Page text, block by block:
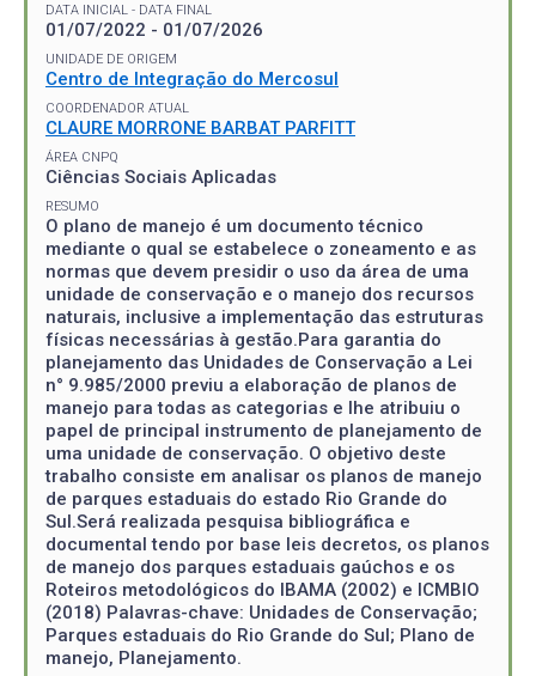
DATA INICIAL - DATA FINAL
01/07/2022 - 01/07/2026
UNIDADE DE ORIGEM
Centro de Integração do Mercosul
COORDENADOR ATUAL
CLAURE MORRONE BARBAT PARFITT
ÁREA CNPQ
Ciências Sociais Aplicadas
RESUMO
O plano de manejo é um documento técnico
mediante o qual se estabelece o zoneamento e as
normas que devem presidir o uso da área de uma
unidade de conservação e o manejo dos recursos
naturais, inclusive a implementação das estruturas
físicas necessárias à gestão.Para garantia do
planejamento das Unidades de Conservação a Lei
n° 9.985/2000 previu a elaboração de planos de
manejo para todas as categorias e lhe atribuiu o
papel de principal instrumento de planejamento de
uma unidade de conservação. O objetivo deste
trabalho consiste em analisar os planos de manejo
de parques estaduais do estado Rio Grande do
Sul.Será realizada pesquisa bibliográfica e
documental tendo por base leis decretos, os planos
de manejo dos parques estaduais gaúchos e os
Roteiros metodológicos do IBAMA (2002) e ICMBIO
(2018) Palavras-chave: Unidades de Conservação;
Parques estaduais do Rio Grande do Sul; Plano de
manejo, Planejamento.